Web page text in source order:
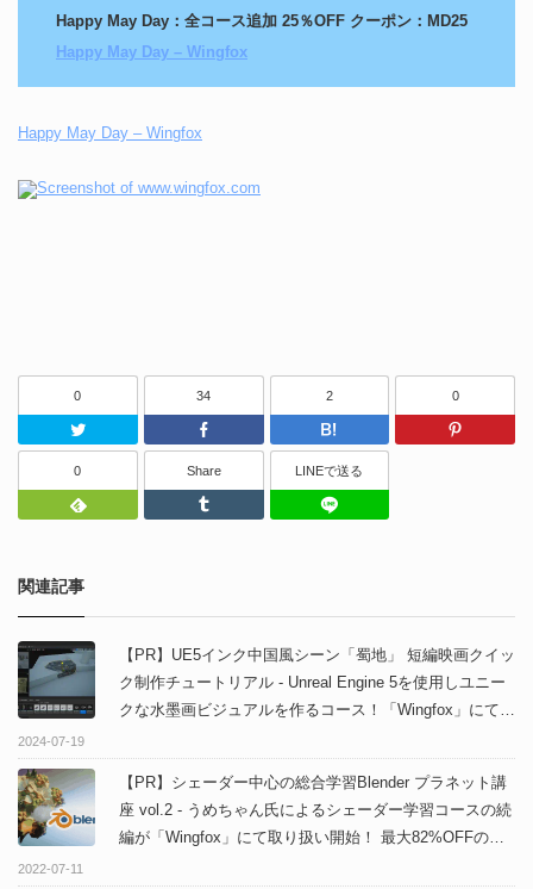
Happy May Day：全コース追加 25％OFF クーポン：MD25
Happy May Day – Wingfox
Happy May Day – Wingfox
0
Twitter
34
Facebook
2
はてなブッ
0
0
Feedly
Share
Tumblr
LINEで送る
関連記事
【PR】UE5インク中国風シーン「蜀地」 短編映画クイッ
ク制作チュートリアル - Unreal Engine 5を使用しユニー
クな水墨画ビジュアルを作るコース！「Wingfox」にて公
2024-07-19
【PR】シェーダー中心の総合学習Blender プラネット講
座 vol.2 - うめちゃん氏によるシェーダー学習コースの続
編が「Wingfox」にて取り扱い開始！ 最大82%OFFのお
2022-07-11